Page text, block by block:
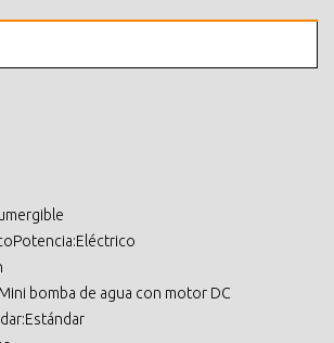
bomba de agua con motor DC